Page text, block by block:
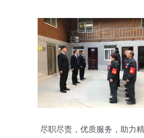
尽职尽责，优质服务，助力